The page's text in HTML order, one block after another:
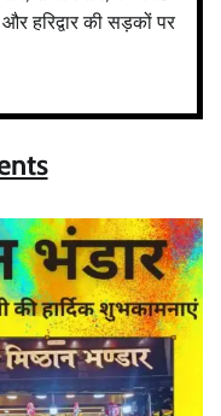
हरिद्वार की सड़कों पर